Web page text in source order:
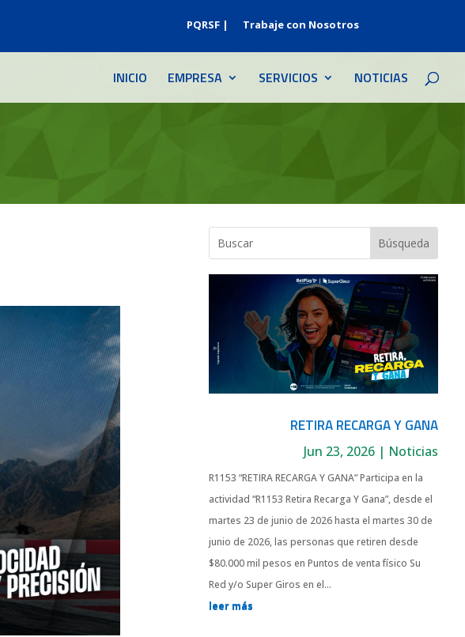
PQRSF | Trabaje con Nosotros
INICIO EMPRESA SERVICIOS NOTICIAS
RETIRA RECARGA Y GANA
Jun 23, 2026 | Noticias
R1153 “RETIRA RECARGA Y GANA” Participa en la
actividad “R1153 Retira Recarga Y Gana”, desde el
martes 23 de junio de 2026 hasta el martes 30 de
junio de 2026, las personas que retiren desde
$80.000 mil pesos en Puntos de venta físico Su
Red y/o Super Giros en el...
leer más